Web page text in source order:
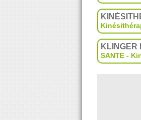
KLINGER
SANTE -